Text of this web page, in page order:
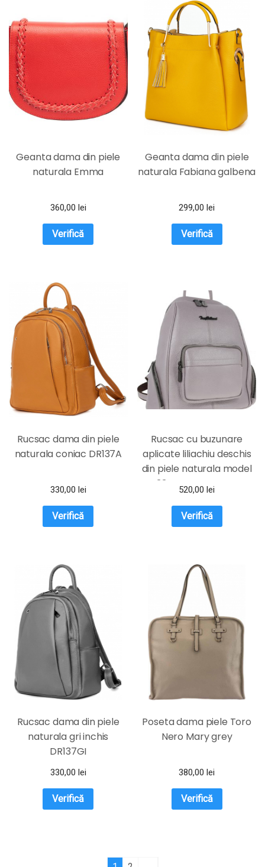
Geanta dama din piele
naturala Emma
360,00 lei
Verifică
Geanta dama din piele
naturala Fabiana galbena
299,00lei
Verifică
Rucsac dama din piele
naturala coniac DR137A
330,00 lei
Verifică
Rucsac cu buzunare
aplicate liliachiu deschis
din piele naturala model
T334 MAGAZINUL DE
GENTI
520,00 lei
Verifică
Rucsac dama din piele
naturala gri inchis
DR137GI
330,00 lei
Verifică
Poseta dama piele Toro
Nero Mary grey
380,00lei
Verifică